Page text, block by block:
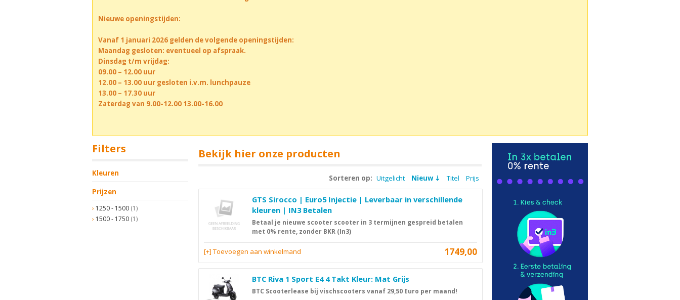
Nieuwe openingstijden:
Vanaf 1 januari 2026 gelden de volgende openingstijden:
Maandag gesloten: eventueel op afspraak.
Dinsdag t/m vrijdag:
09.00 – 12.00 uur
12.00 – 13.00 uur gesloten i.v.m. lunchpauze
13.00 – 17.30 uur
Zaterdag van 9.00-12.00 13.00-16.00
Filters
Kleuren
Prijzen
1250 - 1500 (1)
1500 - 1750 (1)
Bekijk hier onze producten
Sorteren op: Uitgelicht Nieuw Titel Prijs
GTS Sirocco | Euro5 Injectie | Leverbaar in verschillende
kleuren | IN3 Betalen
Betaal je nieuwe scooter scooter in 3 termijnen gespreid betalen
met 0% rente, zonder BKR (In3)
1749,00
[+] Toevoegen aan winkelmand
BTC Riva 1 Sport E4 4 Takt Kleur: Mat Grijs
BTC Scooterlease bij vischscooters vanaf 29,50 Euro per maand!